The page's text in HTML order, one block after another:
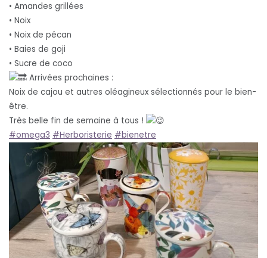
• Amandes grillées
• Noix
• Noix de pécan
• Baies de goji
• Sucre de coco
Arrivées prochaines :
Noix de cajou et autres oléagineux sélectionnés pour le bien-
être.
Très belle fin de semaine à tous !
#omega3 #Herboristerie #bienetre